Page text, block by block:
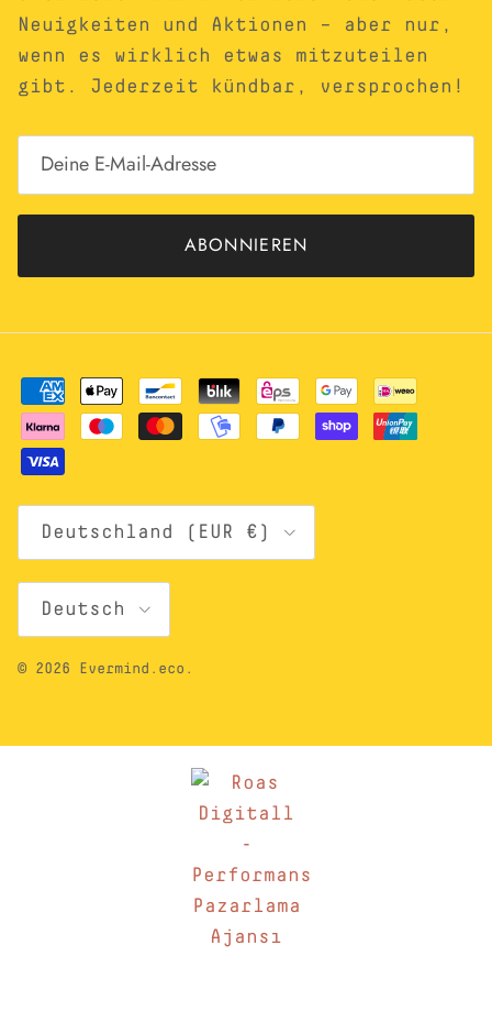
Neuigkeiten und Aktionen – aber nur,
wenn es wirklich etwas mitzuteilen
gibt. Jederzeit kündbar, versprochen!
ABONNIEREN
Deutschland (EUR €)
Deutsch
© 2026 Evermind.eco .